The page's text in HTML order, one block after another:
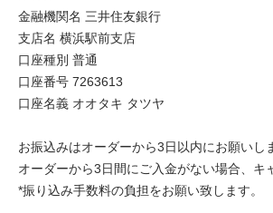
金融機関名 三井住友銀行
支店名 横浜駅前支店
口座種別 普通
口座番号 7263613
口座名義 オオタキ タツヤ
お振込みはオーダーから3日以内にお願いし
オーダーから3日間にご入金がない場合、キ
*振り込み手数料の負担をお願い致します。